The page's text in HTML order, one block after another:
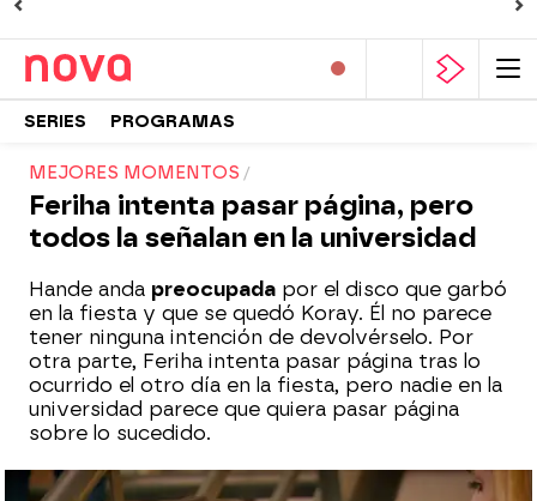
SERIES PROGRAMAS
MEJORES MOMENTOS
Feriha intenta pasar página, pero
todos la señalan en la universidad
Hande anda preocupada por el disco que garbó
en la fiesta y que se quedó Koray. Él no parece
tener ninguna intención de devolvérselo. Por
otra parte, Feriha intenta pasar página tras lo
ocurrido el otro día en la fiesta, pero nadie en la
universidad parece que quiera pasar página
sobre lo sucedido.